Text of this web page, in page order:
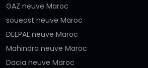
GAZ neuve Maroc
soueast neuve Maroc
DEEPAL neuve Maroc
Mahindra neuve Maroc
Dacia neuve Maroc